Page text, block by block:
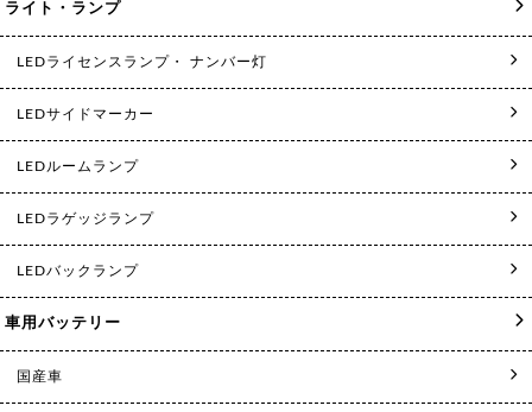
ライト・ランプ
LEDライセンスランプ・ ナンバー灯
LEDサイドマーカー
LEDルームランプ
LEDラゲッジランプ
LEDバックランプ
車用バッテリー
国産車